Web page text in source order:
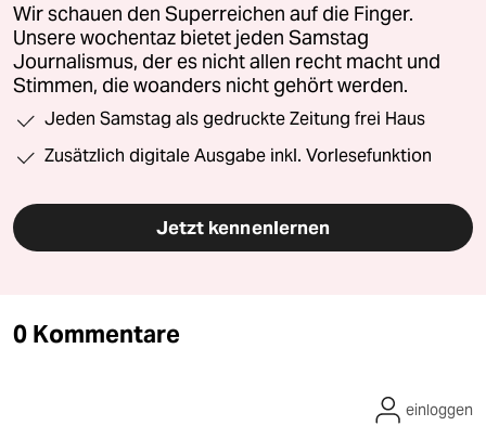
Wir schauen den Superreichen auf die Finger.
Unsere wochentaz bietet jeden Samstag
Journalismus, der es nicht allen recht macht und
Stimmen, die woanders nicht gehört werden.
Jeden Samstag als gedruckte Zeitung frei Haus
Zusätzlich digitale Ausgabe inkl. Vorlesefunktion
Jetzt kennenlernen
0 Kommentare
einloggen